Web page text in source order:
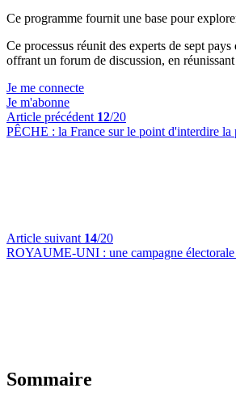
Ce programme fournit une base pour
Ce processus réunit des experts de sept
offrant un forum de discussion, en
Je me connecte
Je m'abonne
Article précédent 12/20
PÊCHE : la France sur le point d'interdire la
Article suivant 14/20
ROYAUME-UNI : une campagne
Sommaire